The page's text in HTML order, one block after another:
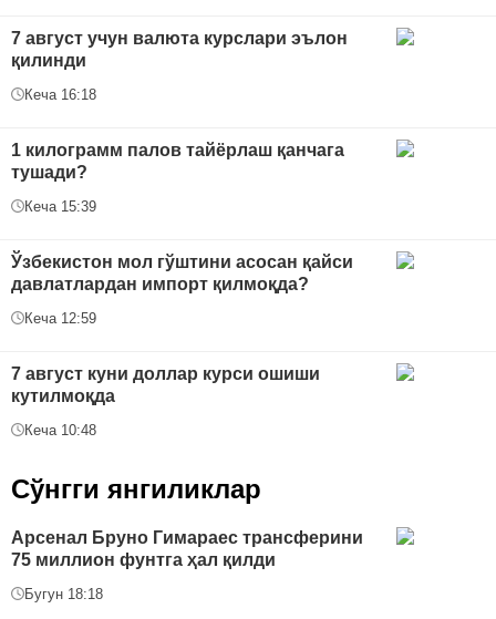
7 август учун валюта курслари эълон
қилинди
Кеча 16:18
1 килограмм палов тайёрлаш қанчага
тушади?
Кеча 15:39
Ўзбекистон мол гўштини асосан қайси
давлатлардан импорт қилмоқда?
Кеча 12:59
7 август куни доллар курси ошиши
кутилмоқда
Кеча 10:48
Сўнгги янгиликлар
Арсенал Бруно Гимараес трансферини
75 миллион фунтга ҳал қилди
Бугун 18:18